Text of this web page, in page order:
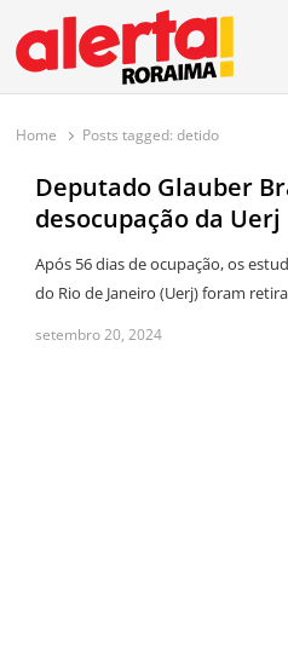
conteúdo
O maior portal de
O Alerta Roraima é seu portal de
e todo o estado de Roraima. Fique
Home Posts tagged:detido
Deputado Glauber
desocupação da Uerj
Após 56 dias de ocupação, os
do Rio de Janeiro (Uerj) foram
setembro 20, 2024